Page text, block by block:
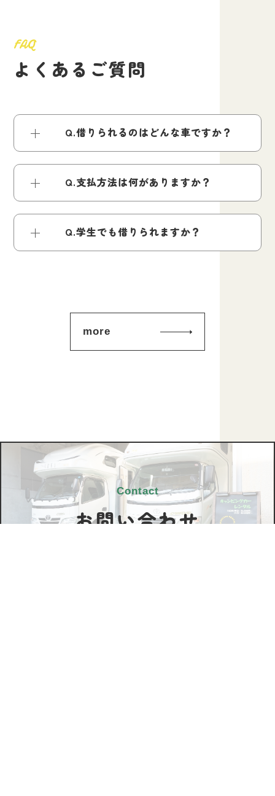
FAQ
よ く あ る ご質問
Q.借りられるのはどんな車ですか？
Q.支払方法は何がありますか？
Q.学生でも借りられますか？
more
Contact
お問い合わせ